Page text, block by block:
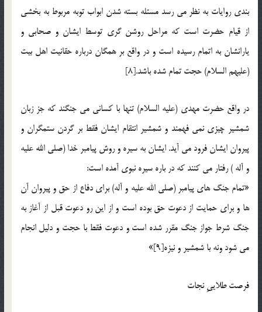
بندی روایات به نظر می رسد مسئله بسته شدن ابواب توبه مربوط به بخشی
از قیام حضرت است که مراحل روشن گری توسط ایشان و صحابی و
یارانشان به اتمام رسیده است و در واقع بر همگان درباره حقانیت اهل بیت
(علیهم السلام) حجت تمام شده باشد.[8]
در واقع حضرت مهدی (علیه السلام) تنها با کسانی می جنگند که جز زبان
شمشیر چیزی نمی فهمند و شمشیر انتقام ایشان فقط بر گردن ستمگران و
پیروان ایشان فرود می آید. ایشان به سیره و روش پیامبر خدا (صلی الله علیه
و آله ) رفتار می کنند که در باره سیره نبوی آمده است:
«تمام جنگ های پیامبر (صلی الله علیه و آله) برای دفاع از حق و پیروان آن
ها و برای حمایت از دعوت حق بوده است و از این رو دعوت قبل از آغاز به
جنگ شرط جواز جنگ مقرر شده است و دعوت فقط با حجت و دلیل انجام
می شود ونه با شمشیر و نیزه[9]»
فرصت طلاییِ نجات